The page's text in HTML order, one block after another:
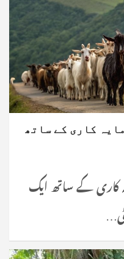
کاری کے ساتھ
کاری کے ساتھ ایک